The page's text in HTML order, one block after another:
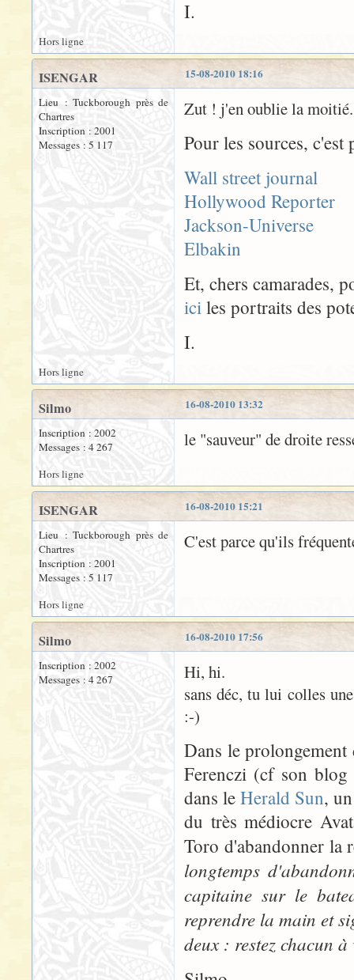
I.
Hors ligne
15-08-2010 18:16
ISENGAR
Lieu : Tuckborough près de
Chartres
Inscription : 2001
Messages : 5 117
Zut ! j'en oublie la
Pour les sources, c'est
Wall street journal
Hollywood Reporter
Jackson-Universe
Elbakin
Et, chers camarades,
ici les portraits des
I.
Hors ligne
16-08-2010 13:32
Silmo
Inscription : 2002
Messages : 4 267
le "sauveur" de droite
Hors ligne
16-08-2010 15:21
ISENGAR
Lieu : Tuckborough près de
Chartres
Inscription : 2001
Messages : 5 117
C'est parce qu'ils
Hors ligne
16-08-2010 17:56
Silmo
Inscription : 2002
Messages : 4 267
Hi, hi.
sans déc, tu lui colles
:-)
Dans le prolongement
Ferenczi (cf son
dans leHerald Sun,
du très médiocre
Toro d'abandonner
longtemps
capitaine sur le
reprendre la main et
deux : restez chacun